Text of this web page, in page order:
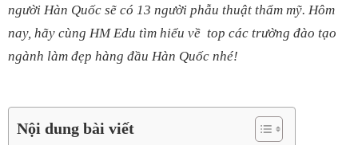
người Hàn Quốc sẽ có 13 người phẫu thuật thẩm mỹ. Hôm
nay, hãy cùng HM Edu tìm hiểu về top các trường đào tạo
ngành làm đẹp hàng đầu Hàn Quốc nhé!
Nội dung bài viết